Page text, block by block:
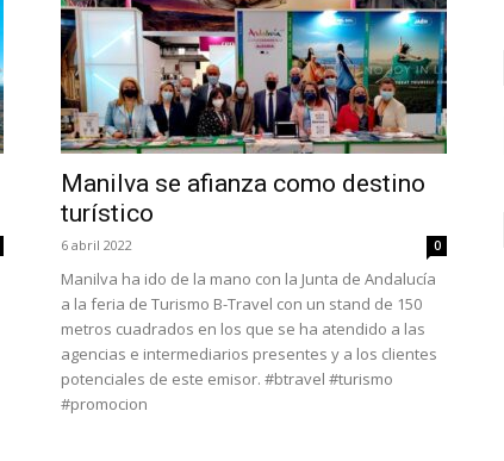
Manilva se afianza como destino
turístico
6 abril 2022 0
Manilva ha ido de la mano con la Junta de Andalucía
a la feria de Turismo B-Travel con un stand de 150
metros cuadrados en los que se ha atendido a las
agencias e intermediarios presentes y a los clientes
potenciales de este emisor. #btravel #turismo
#promocion